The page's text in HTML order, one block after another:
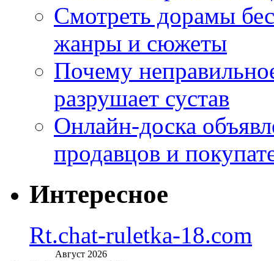
Смотреть дорамы
жанры и сюжеты
Почему
разрушает сустав
Онлайн-доска
продавцов и
Интересное
Rt.chat-ruletka-18.com
Август 2026